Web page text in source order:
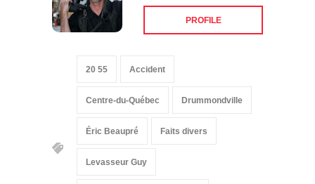
PROFILE
20 55 Accident
Centre-du-Québec Drummondville
Éric Beaupré Faits divers
Levasseur Guy